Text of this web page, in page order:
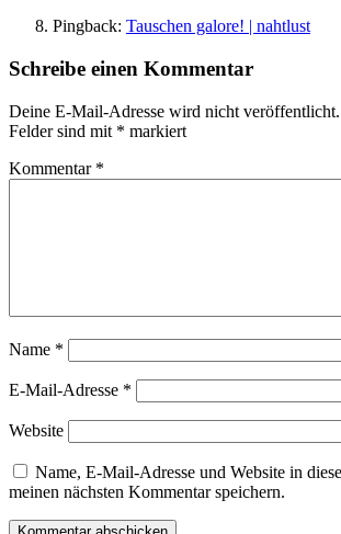
Pingback: Tauschen galore! | nahtlust
Schreibe einen Kommentar
Deine E-Mail-Adresse wird nicht veröffentlicht.
Felder sind mit * markiert
Kommentar *
Name *
E-Mail-Adresse *
Website
Name, E-Mail-Adresse und Website in
meinen nächsten Kommentar speichern.